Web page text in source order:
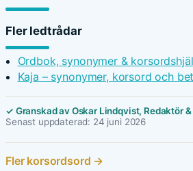
Fler ledtrådar
Ordbok, synonymer &
Kaja – synonymer, korsord och
✓ Granskad av Oskar Lindqvist, Redaktör
Senast uppdaterad: 24 juni 2026
Fler korsordsord →